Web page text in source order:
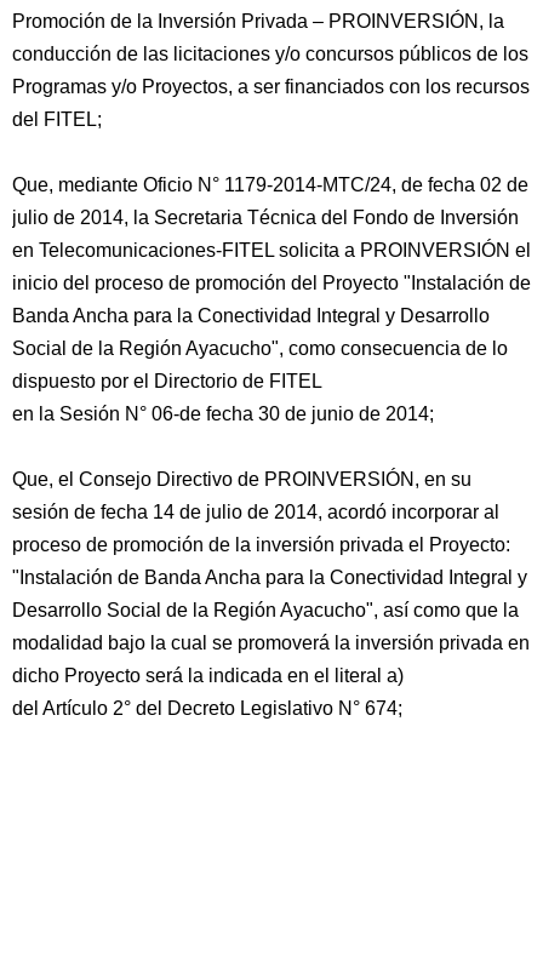
Promoción de la Inversión Privada – PROINVERSIÓN, la
conducción de las licitaciones y/o concursos públicos de los
Programas y/o Proyectos, a ser financiados con los recursos
del FITEL;
Que, mediante Oficio N° 1179-2014-MTC/24, de fecha 02 de
julio de 2014, la Secretaria Técnica del Fondo de Inversión
en Telecomunicaciones-FITEL solicita a PROINVERSIÓN el
inicio del proceso de promoción del Proyecto "Instalación de
Banda Ancha para la Conectividad Integral y Desarrollo
Social de la Región Ayacucho", como consecuencia de lo
dispuesto por el Directorio de FITEL
en la Sesión N° 06-de fecha 30 de junio de 2014;
Que, el Consejo Directivo de PROINVERSIÓN, en su
sesión de fecha 14 de julio de 2014, acordó incorporar al
proceso de promoción de la inversión privada el Proyecto:
"Instalación de Banda Ancha para la Conectividad Integral y
Desarrollo Social de la Región Ayacucho", así como que la
modalidad bajo la cual se promoverá la inversión privada en
dicho Proyecto será la indicada en el literal a)
del Artículo 2° del Decreto Legislativo N° 674;